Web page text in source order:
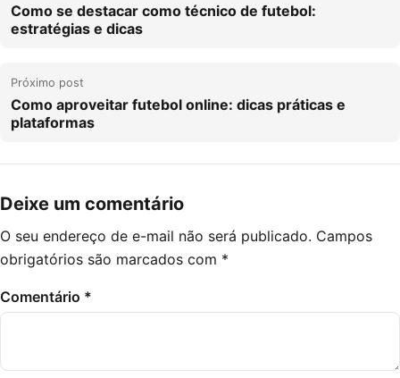
Como se destacar como técnico de futebol:
estratégias e dicas
Próximo post
Como aproveitar futebol online: dicas práticas e
plataformas
Deixe um comentário
O seu endereço de e-mail não será publicado. Campos
obrigatórios são marcados com *
Comentário *